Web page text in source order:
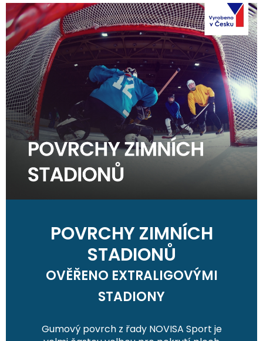
POVRCHY ZIMNÍCH
STADIONŮ
OVĚŘENO EXTRALIGOVÝMI
STADIONY
Gumový povrch z řady NOVISA Sport je